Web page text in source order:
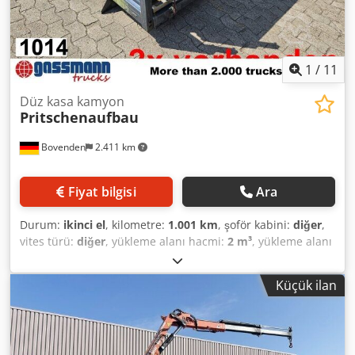
1 / 11
Bovenden 2.411 km
Düz kasa kamyon
Pritschenaufbau
Fiyat bilgisi Ara
Durum: ikinci el, kilometre: 1.001 km, şoför kabini: diğer,
vites türü: diğer, yükleme alanı hacmi: 2 m³, yükleme alanı
, yükleme alanı genişliği:
yükleme alanı yüksekliği:400 mm, Araç konumu:
Bovenden, Üstyapı: Alüminyum kenar panelleriyle
donatılmış platformlu üstyapı, dıştan arka kısımda çerçeve
genişliği yaklaşık 860 mm! Yapım yılı bilinmiyor, çünkü
üzerinde bir model etiketi bulunmuyor! Arka kısımda kenar
Küçük ilan